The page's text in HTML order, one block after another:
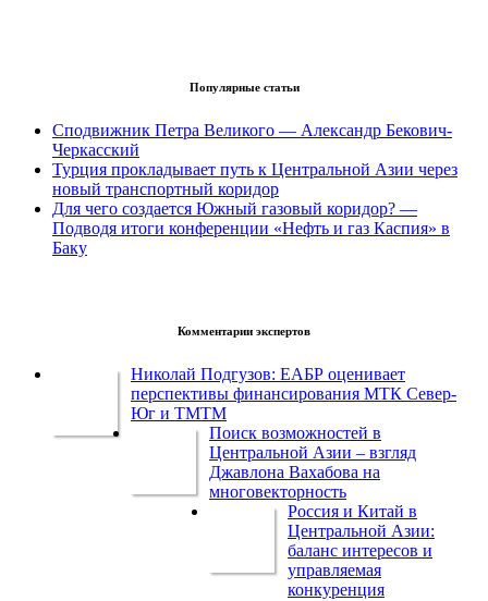
Популярные статьи
Сподвижник Петра Великого — Александр Бекович-
Черкасский
Турция прокладывает путь к Центральной Азии через
новый транспортный коридор
Для чего создается Южный газовый коридор? —
Подводя итоги конференции «Нефть и газ Каспия» в
Баку
Комментарии экспертов
Николай Подгузов: ЕАБР оценивает
перспективы финансирования МТК Север-
Юг и ТМТМ
Поиск возможностей в
Центральной Азии – взгляд
Джавлона Вахабова на
многовекторность
Россия и Китай в
Центральной Азии:
баланс интересов и
управляемая
конкуренция